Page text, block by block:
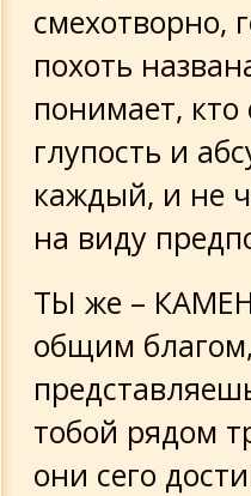
смехотворно,
похоть
понимает, кто
глупость и
каждый, и не
на виду
ТЫ же –
общим
тобой рядом
они сего